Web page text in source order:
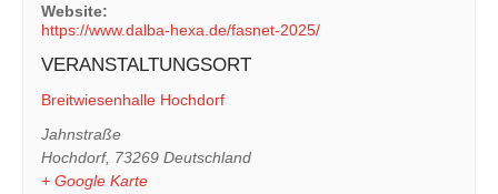
Website:
https://www.dalba-hexa.de/fasnet-2025/
VERANSTALTUNGSORT
Breitwiesenhalle Hochdorf
Jahnstraße
Hochdorf, 73269 Deutschland
+ Google Karte